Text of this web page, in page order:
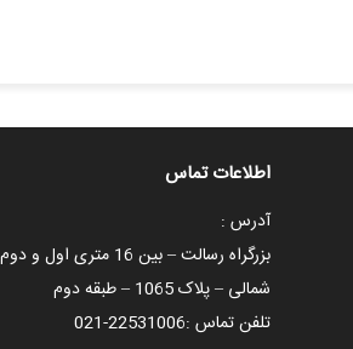
اطلاعات تماس
آدرس :
بزرگراه رسالت – بین 16 متری اول و دوم
شمالی – پلاک 1065 – طبقه دوم
تلفن تماس :021-22531006